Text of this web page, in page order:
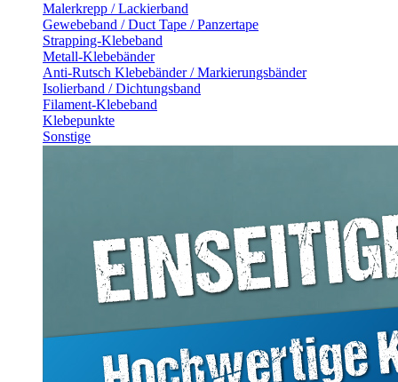
Malerkrepp / Lackierband
Gewebeband / Duct Tape / Panzertape
Strapping-Klebeband
Metall-Klebebänder
Anti-Rutsch Klebebänder / Markierungsbänder
Isolierband / Dichtungsband
Filament-Klebeband
Klebepunkte
Sonstige